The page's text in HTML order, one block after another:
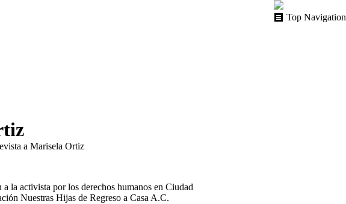
Top Navigation
a Marisela Ortiz
la activista por los derechos humanos en Ciudad
Nuestras Hijas de Regreso a Casa A.C.